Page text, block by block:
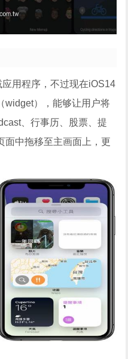
用程序，不过现在iOS14
widget），能够让用户将
、行事历、股票、提
面中拖移至主画面上，更